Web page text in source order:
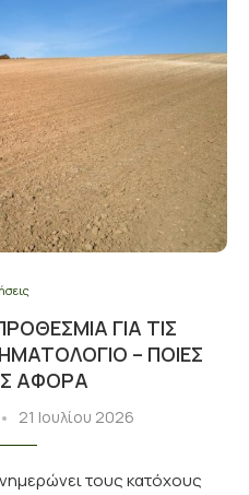
ΓΙΑ ΤΙΣ
– ΠΟΙΕΣ
ΑΦΟΡΆ
21 Ιουλίου 2026
τους κατόχους